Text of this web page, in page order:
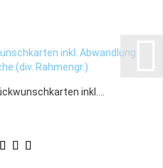
inkl....